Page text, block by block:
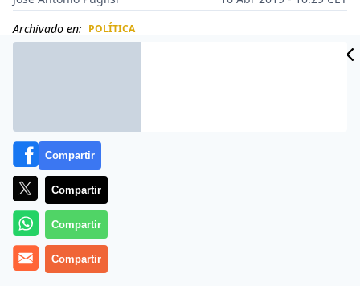
Archivado en: POLÍTICA
Compartir
Compartir
Compartir
Compartir